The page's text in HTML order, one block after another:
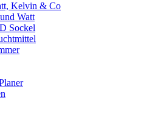
Kelvin & Co
Watt
Sockel